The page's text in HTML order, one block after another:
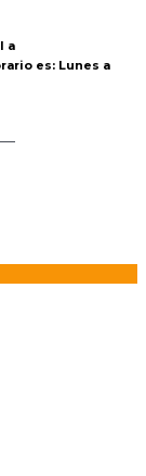
a
es: Lunes a